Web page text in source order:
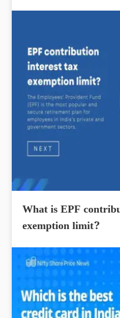
What is EPF
exemption limit?